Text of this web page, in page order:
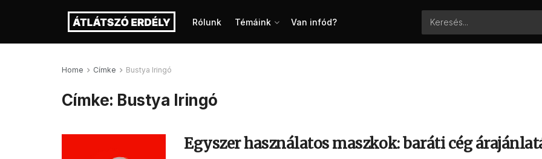
Rólunk Témáink Van infód?
Home Címke Bustya Iringó
Címke: Bustya Iringó
Egyszer használatos maszkok: baráti cég